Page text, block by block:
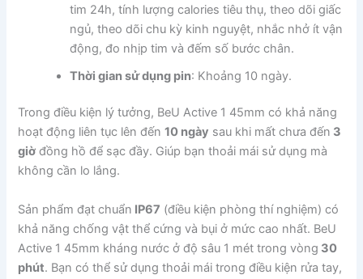
tim 24h, tính lượng calories tiêu thụ, theo dõi giấc
ngủ, theo dõi chu kỳ kinh nguyệt, nhắc nhở ít vận
động, đo nhịp tim và đếm số bước chân.
Thời gian sử dụng pin: Khoảng 10 ngày.
Trong điều kiện lý tưởng, BeU Active 1 45mm có khả năng
hoạt động liên tục lên đến10 ngày sau khi mất chưa đến 3
giờ đồng hồ để sạc đầy. Giúp bạn thoải mái sử dụng mà
không cần lo lắng.
Sản phẩm đạt chuẩn IP67 (điều kiện phòng thí nghiệm) có
khả năng chống vật thể cứng và bụi ở mức cao nhất. BeU
Active 1 45mm kháng nước ở độ sâu 1 mét trong vòng 30
phút. Bạn có thể sử dụng thoải mái trong điều kiện rửa tay,